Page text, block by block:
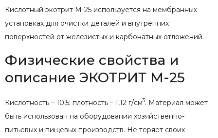
Кислотный экотрит М-25 используется на мембранных
установках для очистки деталей и внутренних
поверхностей от железистых и карбонатных отложений.
Физические свойства и
описание ЭКОТРИТ М-25
Кислотность – 10,5; плотность – 1,12 г/см3. Материал может
быть использован на оборудовании хозяйственно-
питьевых и пищевых производств. Не теряет своих